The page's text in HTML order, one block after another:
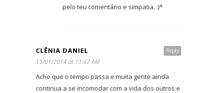
pelo teu comentário e simpatia. :)*
Reply
CLÊNIA DANIEL
15/01/2014 at 11:47 AM
Acho que o tempo passa e muita gente ainda
continua a se incomodar com a vida dos outros e